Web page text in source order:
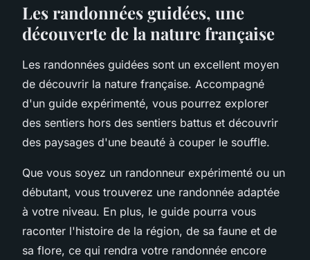
Les randonnées guidées, une
découverte de la nature française
Les randonnées guidées sont un excellent moyen
de découvrir la nature française. Accompagné
d'un guide expérimenté, vous pourrez explorer
des sentiers hors des sentiers battus et découvrir
des paysages d'une beauté à couper le souffle.
Que vous soyez un randonneur expérimenté ou un
débutant, vous trouverez une randonnée adaptée
à votre niveau. En plus, le guide pourra vous
raconter l'histoire de la région, de sa faune et de
sa flore, ce qui rendra votre randonnée encore